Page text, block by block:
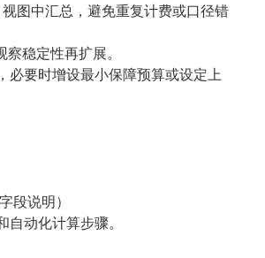
图中汇总，避免重复计费或口径错
稳定性再扩展。
必要时增设最小保障预算或设定上
段说明）
动化计算步骤。